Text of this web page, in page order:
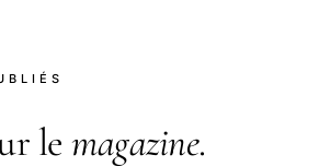
le magazine.